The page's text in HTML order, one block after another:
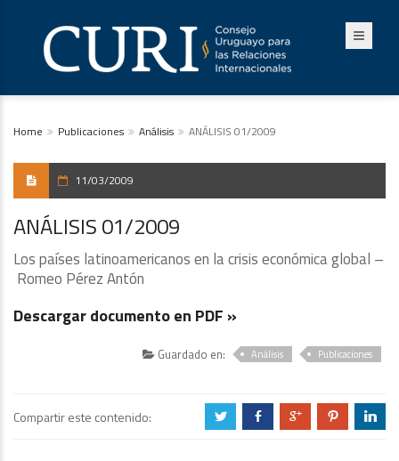
Home Publicaciones Análisis ANÁLISIS 01/2009
11/03/2009
ANÁLISIS 01/2009
Los países latinoamericanos en la crisis económica global –
Romeo Pérez Antón
Descargar documento en PDF »
Guardado en: Análisis Publicaciones
Compartir este contenido: a b c d j